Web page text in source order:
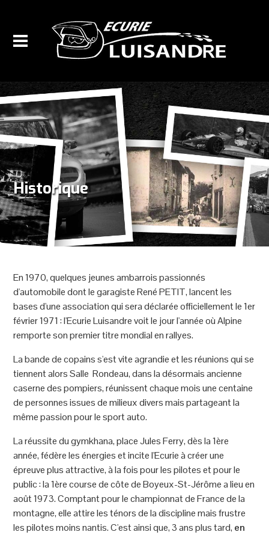
Historique
En 1970, quelques jeunes ambarrois passionnés
d'automobile dont le garagiste René PETIT, lancent les
bases d'une association qui sera déclarée officiellement le 1er
février 1971 : l'Ecurie Luisandre voit le jour l'année où Alpine
remporte son premier titre mondial en rallyes.
La bande de copains s'est vite agrandie et les réunions qui se
tiennent alors Salle Rondeau, dans la désormais ancienne
caserne des pompiers, réunissent chaque mois une centaine
de personnes issues de milieux divers mais partageant la
même passion pour le sport auto.
La réussite du gymkhana, place Jules Ferry, dès la 1ère
année, fédère les énergies et incite l'Ecurie à créer une
épreuve plus attractive, à la fois pour les pilotes et pour le
public : la 1ère course de côte de Boyeux-St-Jérôme a lieu en
août 1973. Comptant pour le championnat de France de la
montagne, elle attire les ténors de la discipline mais frustre
les pilotes moins nantis. C'est ainsi que, 3 ans plus tard, en